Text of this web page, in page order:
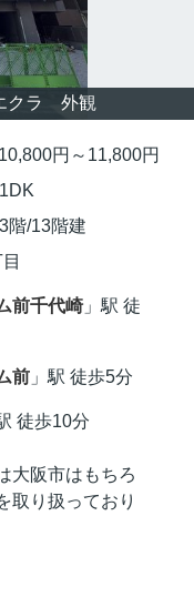
クラ 外観
円～11,800円
1DK
3階/13階建
前千代崎」駅 徒
前 」駅 徒歩5分
徒歩10分
大阪市はもちろ
取り扱っており